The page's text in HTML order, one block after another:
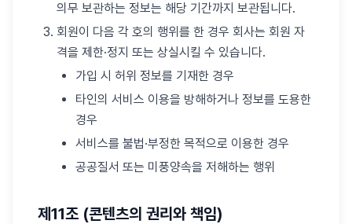
의무 보관하는 정보는 해당 기간까지 보관됩니다.
회원이 다음 각 호의 행위를 한 경우 회사는 회원 자
격을 제한·정지 또는 상실시킬 수 있습니다.
가입 시 허위 정보를 기재한 경우
타인의 서비스 이용을 방해하거나 정보를 도용한
경우
서비스를 불법·부정한 목적으로 이용한 경우
공공질서 또는 미풍양속을 저해하는 행위
제11조 (콘텐츠의 권리와 책임)